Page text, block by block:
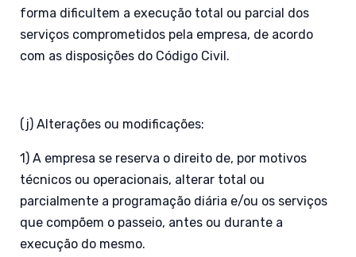
forma dificultem a execução total ou parcial dos
serviços comprometidos pela empresa, de acordo
com as disposições do Código Civil.
(j) Alterações ou modificações:
1) A empresa se reserva o direito de, por motivos
técnicos ou operacionais, alterar total ou
parcialmente a programação diária e/ou os serviços
que compõem o passeio, antes ou durante a
execução do mesmo.